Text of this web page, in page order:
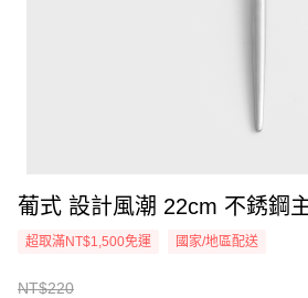
葡式 設計風潮 22cm 不銹鋼
超取滿NT$1,500免運 國家/地區配送
NT$220